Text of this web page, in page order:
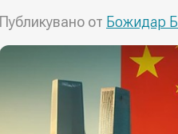
Публикувано от Божидар